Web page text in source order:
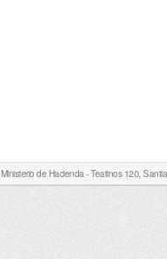
Ministerio de Hacienda - Teatinos 120,